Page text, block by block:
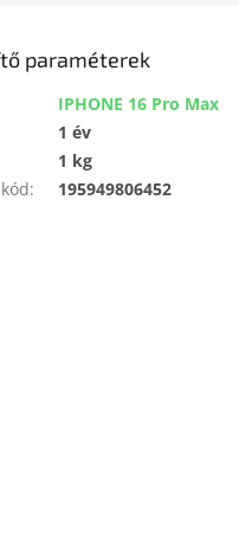
paraméterek
IPHONE 16 Pro Max
1 év
1 kg
: 195949806452